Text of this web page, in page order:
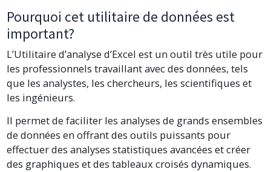
Pourquoi cet utilitaire de données est
important?
L’Utilitaire d’analyse d’Excel est un outil très utile pour
les professionnels travaillant avec des données, tels
que les analystes, les chercheurs, les scientifiques et
les ingénieurs.
Il permet de faciliter les analyses de grands ensembles
de données en offrant des outils puissants pour
effectuer des analyses statistiques avancées et créer
des graphiques et des tableaux croisés dynamiques.